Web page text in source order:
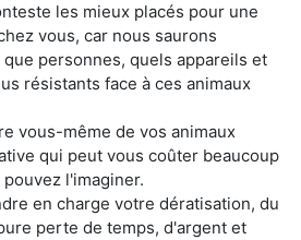
les mieux placés pour une
vous, car nous saurons
personnes, quels appareils et
résistants face à ces animaux
vous-même de vos animaux
qui peut vous coûter beaucoup
l'imaginer.
en charge votre dératisation, du
perte de temps, d'argent et